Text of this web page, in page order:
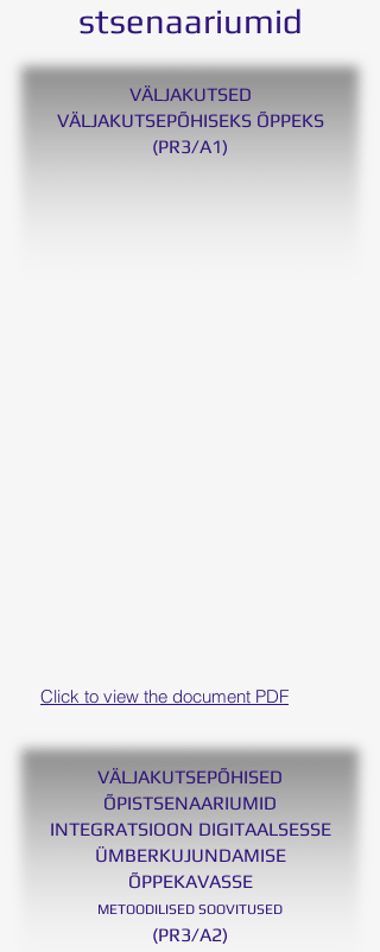
stsenaariumid
VÄLJAKUTSED
VÄLJAKUTSEPÕHISEKS ÕPPEKS
(PR3/A1)
Click to view the document PDF
VÄLJAKUTSEPÕHISED
ÕPISTSENAARIUMID
INTEGRATSIOON DIGITAALSESSE
ÜMBERKUJUNDAMISE
ÕPPEKAVASSE
METOODILISED SOOVITUSED
(PR3/A2)